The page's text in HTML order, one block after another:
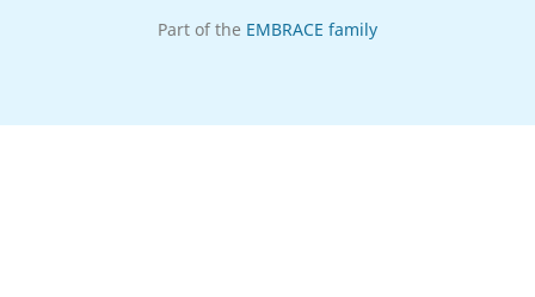
Part of the EMBRACE family